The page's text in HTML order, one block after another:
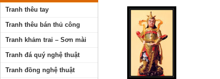
Tranh thêu tay
Tranh thêu bán thủ công
Tranh khảm trai – Sơn mài
Tranh đá quý nghệ thuật
Tranh đồng nghệ thuật